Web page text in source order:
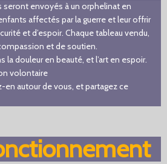
seront envoyés à un orphelinat en
affectés par la guerre et leur offrir
et d’espoir. Chaque tableau vendu,
et de soutien.
douleur en beauté, et l’art en espoir.
volontaire
autour de vous, et partagez ce